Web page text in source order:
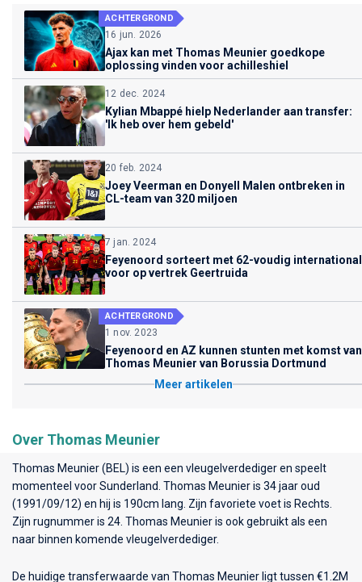
ACHTERGROND
16 jun. 2026
Ajax kan met Thomas Meunier goedkope
oplossing vinden voor achilleshiel
12 dec. 2024
Kylian Mbappé hielp Nederlander aan transfer:
'Ik heb over hem gebeld'
20 feb. 2024
Joey Veerman en Donyell Malen ontbreken in
CL-team van 320 miljoen
7 jan. 2024
Feyenoord sorteert met 62-voudig international
voor op vertrek Geertruida
ACHTERGROND
1 nov. 2023
Feyenoord en AZ kunnen stunten met komst van
Thomas Meunier van Borussia Dortmund
Meer artikelen
Over Thomas Meunier
Thomas Meunier (BEL) is een een vleugelverdediger en speelt
momenteel voorSunderland . Thomas Meunier is 34 jaar oud
(1991/09/12) en hij is 190cm lang. Zijn favoriete voet is Rechts.
Zijn rugnummer is 24. Thomas Meunier is ook gebruikt als een
naar binnen komende vleugelverdediger.
De huidige transferwaarde van Thomas Meunier ligt tussen €1.2M